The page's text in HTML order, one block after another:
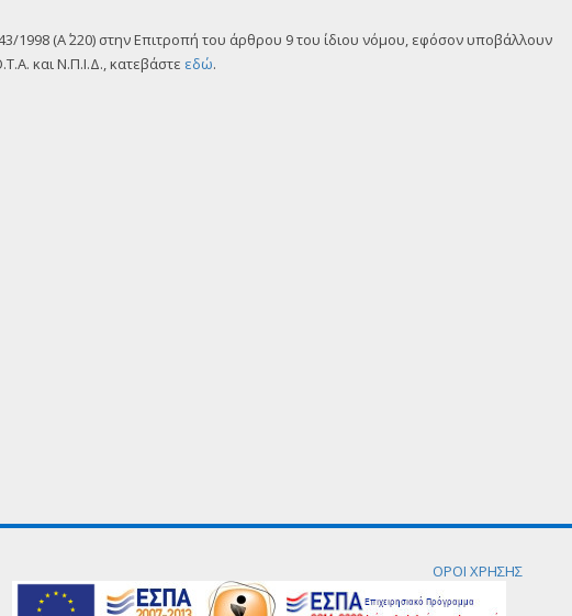
1998 (Α΄ 220) στην Επιτροπή του άρθρου 9 του ίδιου νόμου, εφόσον υποβάλλουν
και Ν.Π.Ι.Δ., κατεβάστε εδώ.
ΟΡΟΙ ΧΡΗΣΗΣ